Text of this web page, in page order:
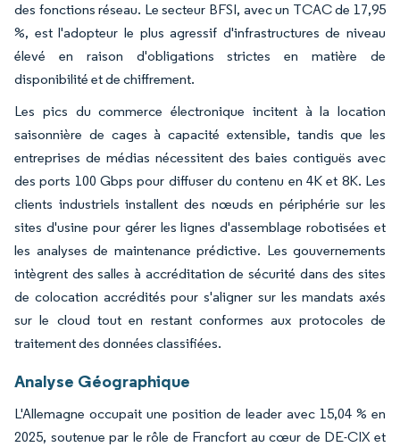
des fonctions réseau. Le secteur BFSI, avec un TCAC de 17,95
%, est l'adopteur le plus agressif d'infrastructures de niveau
élevé en raison d'obligations strictes en matière de
disponibilité et de chiffrement.
Les pics du commerce électronique incitent à la location
saisonnière de cages à capacité extensible, tandis que les
entreprises de médias nécessitent des baies contiguës avec
des ports 100 Gbps pour diffuser du contenu en 4K et 8K. Les
clients industriels installent des nœuds en périphérie sur les
sites d'usine pour gérer les lignes d'assemblage robotisées et
les analyses de maintenance prédictive. Les gouvernements
intègrent des salles à accréditation de sécurité dans des sites
de colocation accrédités pour s'aligner sur les mandats axés
sur le cloud tout en restant conformes aux protocoles de
traitement des données classifiées.
Analyse Géographique
L'Allemagne occupait une position de leader avec 15,04 % en
2025, soutenue par le rôle de Francfort au cœur de DE-CIX et